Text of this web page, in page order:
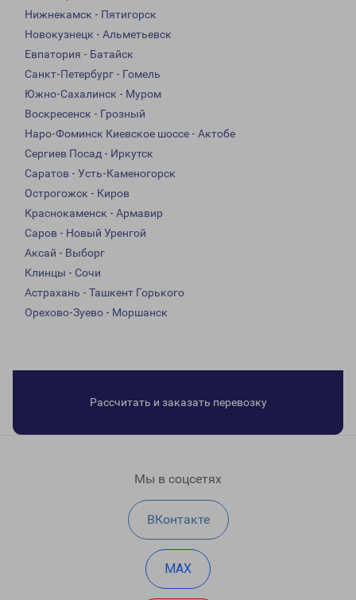
Нижнекамск - Пятигорск
Новокузнецк - Альметьевск
Евпатория - Батайск
Санкт-Петербург - Гомель
Южно-Сахалинск - Муром
Воскресенск - Грозный
Наро-Фоминск Киевское шоссе - Актобе
Сергиев Посад - Иркутск
Саратов - Усть-Каменогорск
Острогожск - Киров
Краснокаменск - Армавир
Саров - Новый Уренгой
Аксай - Выборг
Клинцы - Сочи
Астрахань - Ташкент Горького
Орехово-Зуево - Моршанск
Рассчитать и заказать перевозку
Мы в соцсетях
ВКонтакте
MAX